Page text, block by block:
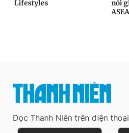
Đọc Thanh Niên trên điện thoại